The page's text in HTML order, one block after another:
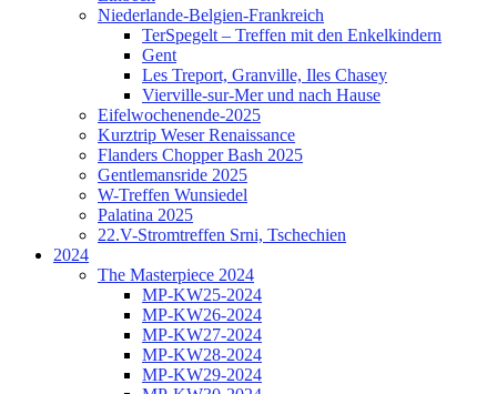
Niederlande-Belgien-Frankreich
TerSpegelt – Treffen mit den Enkelkindern
Gent
Les Treport, Granville, Iles Chasey
Vierville-sur-Mer und nach Hause
Eifelwochenende-2025
Kurztrip Weser Renaissance
Flanders Chopper Bash 2025
Gentlemansride 2025
W-Treffen Wunsiedel
Palatina 2025
22.V-Stromtreffen Srni, Tschechien
2024
The Masterpiece 2024
MP-KW25-2024
MP-KW26-2024
MP-KW27-2024
MP-KW28-2024
MP-KW29-2024